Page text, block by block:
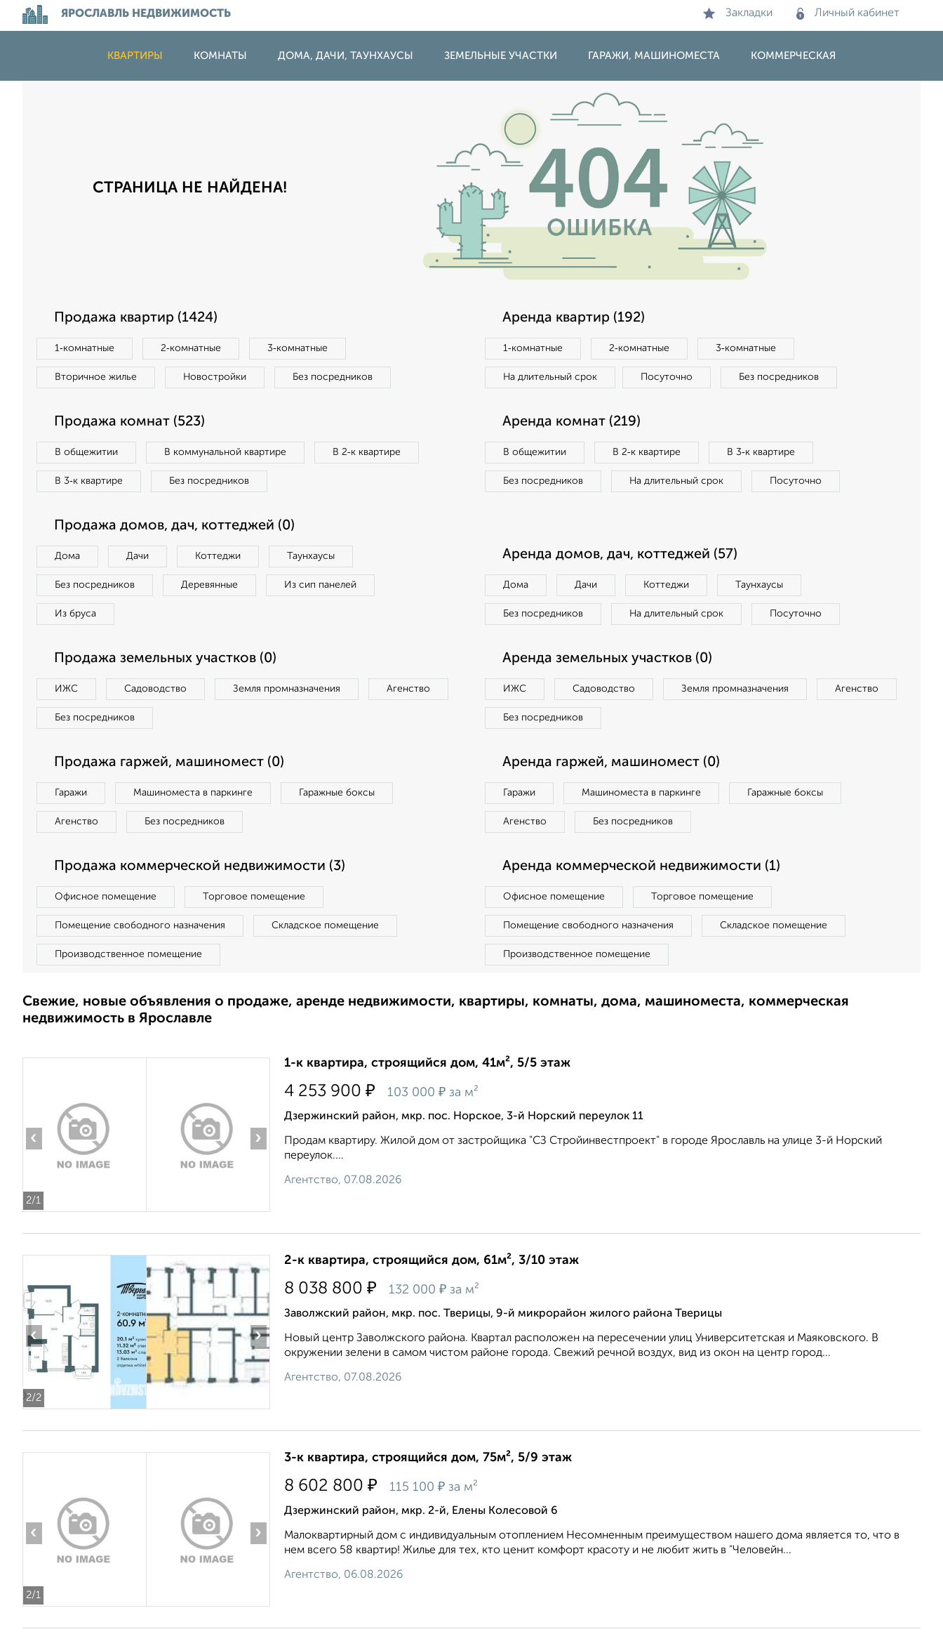
ЯРОСЛАВЛЬ НЕДВИЖИМОСТЬ Закладки Личный кабинет
КВАРТИРЫ КОМНАТЫ ДОМА, ДАЧИ, ТАУНХАУСЫ ЗЕМЕЛЬНЫЕ УЧАСТКИ ГАРАЖИ, МАШИНОМЕСТА КОММЕРЧЕСКАЯ
СТРАНИЦА НЕ НАЙДЕНА!
Продажа квартир (1424)
1‑комнатные 2‑комнатные 3‑комнатные
Вторичное жилье Новостройки Без посредников
Аренда квартир (192)
1‑комнатные 2‑комнатные 3‑комнатные
На длительный срок Посуточно Без посредников
Продажа комнат (523)
В общежитии В коммунальной квартире В 2‑к квартире
В 3‑к квартире Без посредников
Аренда комнат (219)
В общежитии В 2‑к квартире В 3‑к квартире
Без посредников На длительный срок Посуточно
Продажа домов, дач, коттеджей (0)
Дома Дачи Коттеджи Таунхаусы
Без посредников Деревянные Из сип панелей
Из бруса
Аренда домов, дач, коттеджей (57)
Дома Дачи Коттеджи Таунхаусы
Без посредников На длительный срок Посуточно
Продажа земельных участков (0)
ИЖС Садоводство Земля промназначения Агенство
Без посредников
Аренда земельных участков (0)
ИЖС Садоводство Земля промназначения Агенство
Без посредников
Продажа гаржей, машиномест (0)
Гаражи Машиноместа в паркинге Гаражные боксы
Агенство Без посредников
Аренда гаржей, машиномест (0)
Гаражи Машиноместа в паркинге Гаражные боксы
Агенство Без посредников
Продажа коммерческой недвижимости (3)
Офисное помещение Торговое помещение
Помещение свободного назначения Складское помещение
Производственное помещение
Аренда коммерческой недвижимости (1)
Офисное помещение Торговое помещение
Помещение свободного назначения Складское помещение
Производственное помещение
Свежие, новые объявления о продаже, аренде недвижимости, квартиры, комнаты, дома, машиноместа, коммерческая
недвижимость в Ярославле
2/1
‹ ›
1-к квартира, строящийся дом, 41м², 5/5 этаж
4 253 900 ₽ 103 000 ₽ за м²
Дзержинский район, мкр. пос. Норское, 3-й Норский переулок 11
Продам квартиру. Жилой дом от застройщика "СЗ Стройинвестпроект" в городе Ярославль на улице 3-й Норский
переулок....
Агентство, 07.08.2026
2/2
‹ ›
2-к квартира, строящийся дом, 61м², 3/10 этаж
8 038 800 ₽ 132 000 ₽ за м²
Заволжский район, мкр. пос. Тверицы, 9-й микрорайон жилого района Тверицы
Новый центр Заволжского района. Квартал расположен на пересечении улиц Университетская и Маяковского. В
окружении зелени в самом чистом районе города. Свежий речной воздух, вид из окон на центр город...
Агентство, 07.08.2026
2/1
‹ ›
3-к квартира, строящийся дом, 75м², 5/9 этаж
8 602 800 ₽ 115 100 ₽ за м²
Дзержинский район, мкр. 2-й, Елены Колесовой 6
Малоквартирный дом с индивидуальным отоплением Несомненным преимуществом нашего дома является то, что в
нем всего 58 квартир! Жилье для тех, кто ценит комфорт красоту и не любит жить в "Человейн...
Агентство, 06.08.2026